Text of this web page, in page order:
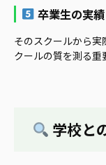
卒業生の実績
そのスクールから
クールの質を測る重
学校と